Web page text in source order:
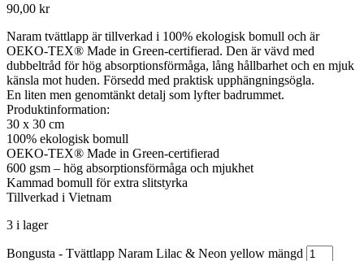
90,00 kr
Naram tvättlapp är tillverkad i 100% ekologisk bomull och är
OEKO-TEX® Made in Green-certifierad. Den är vävd med
dubbeltråd för hög absorptionsförmåga, lång hållbarhet och en mjuk
känsla mot huden. Försedd med praktisk upphängningsögla.
En liten men genomtänkt detalj som lyfter badrummet.
Produktinformation:
30 x 30 cm
100% ekologisk bomull
OEKO-TEX® Made in Green-certifierad
600 gsm – hög absorptionsförmåga och mjukhet
Kammad bomull för extra slitstyrka
Tillverkad i Vietnam
3 i lager
Bongusta - Tvättlapp Naram Lilac & Neon yellow mängd